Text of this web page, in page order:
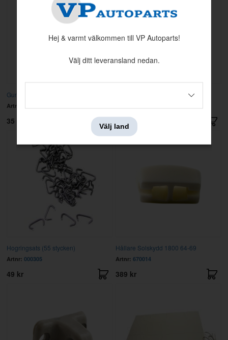
Gummiknapp Torpedfilt grå
Artnr:
35 kr
Gummiknapp Torpedfilt svart
Hogringsats (55 stycken)
Artnr: 000305
49 kr
Hållare Solskydd 1800 64-69
Artnr: 670014
389 kr
Hej & varmt välkommen till VP Autoparts!
Välj ditt leveransland nedan.
Välj land